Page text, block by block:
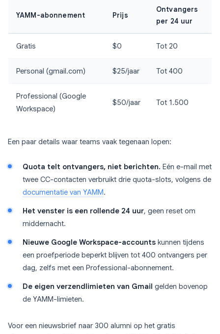
YAMM-abonnement Prijs
Ontvangers
per 24 uur
Gratis $0 Tot 20
Personal (gmail.com) $25/jaar Tot 400
Professional (Google
Workspace)
$50/jaar Tot 1.500
Een paar details waar teams vaak tegenaan lopen:
Quota telt ontvangers, niet berichten. Eén e-mail met
twee CC-contacten verbruikt drie quota-slots, volgens de
documentatie van YAMM.
Het venster is een rollende 24 uur, geen reset om
middernacht.
Nieuwe Google Workspace-accounts kunnen tijdens
een proefperiode beperkt blijven tot 400 ontvangers per
dag, zelfs met een Professional-abonnement.
De eigen verzendlimieten van Gmail gelden bovenop
de YAMM-limieten.
Voor een nieuwsbrief naar 300 alumni op het gratis